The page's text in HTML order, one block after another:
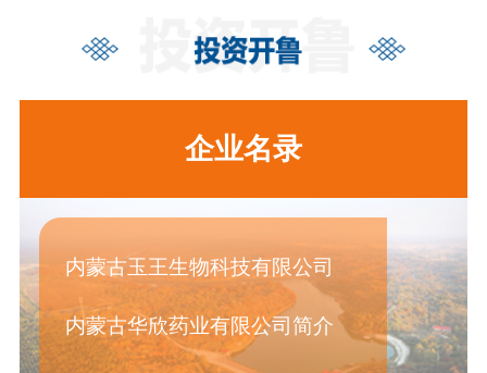
企业名录
内蒙古玉王生物科技有限公司
内蒙古华欣药业有限公司简介